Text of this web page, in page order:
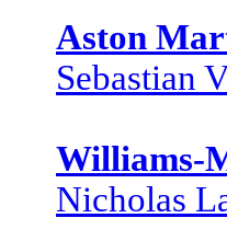
Aston
Sebastian
Williams-
Nicholas